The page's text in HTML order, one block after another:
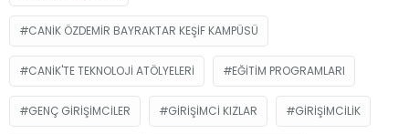
CANIK ÖZDEMIR BAYRAKTAR KEŞIF KAMPÜSÜ
CANIK'TE TEKNOLOJI ATÖLYELERI EĞITIM PROGRAMLARI
GENÇ GIRIŞIMCILER GIRIŞIMCI KIZLAR GIRIŞIMCILIK